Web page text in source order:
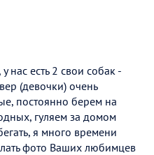
нас есть 2 свои собак -
(девочки) очень
постоянно берем на
гуляем за домом
я много времени
фото Ваших любимцев